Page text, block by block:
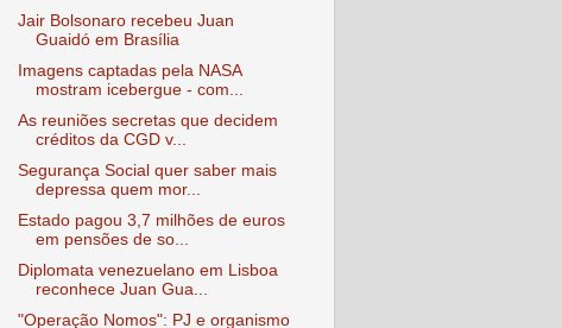
Jair Bolsonaro recebeu Juan
Guaidó em Brasília
Imagens captadas pela NASA
mostram icebergue - com...
As reuniões secretas que decidem
créditos da CGD v...
Segurança Social quer saber mais
depressa quem mor...
Estado pagou 3,7 milhões de euros
em pensões de so...
Diplomata venezuelano em Lisboa
reconhece Juan Gua...
"Operação Nomos": PJ e organismo